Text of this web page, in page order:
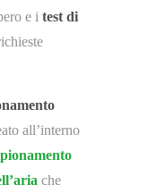
e i test di
all’interno
che